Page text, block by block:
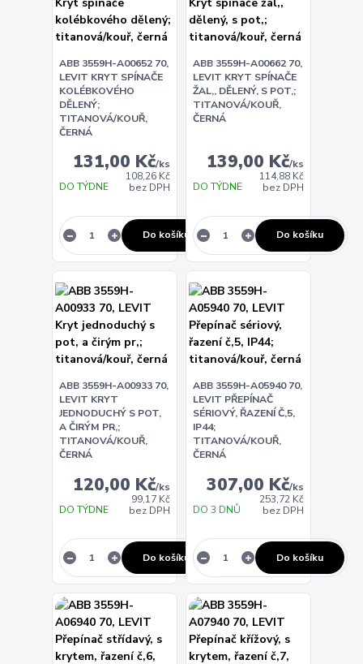
ABB 3559H-A00652 70,
LEVIT KRYT SPÍNAČE
KOLÉBKOVÉHO
DĚLENÝ;
TITANOVÁ/KOUŘ,
ČERNÁ
131,00 Kč/ks
108,26 Kč
bez DPH
DO TÝDNE
Do košíku
ABB 3559H-A00662 70,
LEVIT KRYT SPÍNAČE
ŽAL,, DĚLENÝ, S POT,;
TITANOVÁ/KOUŘ,
ČERNÁ
139,00 Kč/ks
114,88 Kč
bez DPH
DO TÝDNE
Do košíku
ABB 3559H-A00933 70,
LEVIT KRYT
JEDNODUCHÝ S POT,
A ČIRÝM PR,;
TITANOVÁ/KOUŘ,
ČERNÁ
120,00 Kč/ks
99,17 Kč
bez DPH
DO TÝDNE
Do košíku
ABB 3559H-A05940 70,
LEVIT PŘEPÍNAČ
SÉRIOVÝ, ŘAZENÍ Č,5,
IP44;
TITANOVÁ/KOUŘ,
ČERNÁ
307,00 Kč/ks
253,72 Kč
bez DPH
DO 3 DNŮ
Do košíku